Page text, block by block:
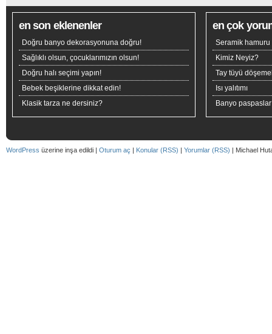
en son eklenenler
Doğru banyo dekorasyonuna doğru!
Sağlıklı olsun, çocuklarımızın olsun!
Doğru halı seçimi yapın!
Bebek beşiklerine dikkat edin!
Klasik tarza ne dersiniz?
en çok
Seramik hamuru
Kimiz Neyiz?
Tay tüyü
Isı yalıtımı
Banyo
WordPress üzerine inşa edildi | Oturum aç | Konular (RSS) | Yorumlar (RSS) | Michael